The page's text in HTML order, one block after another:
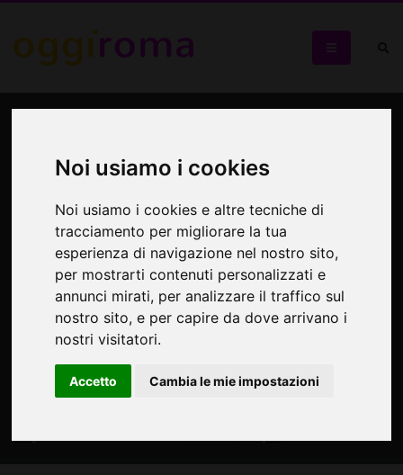
Noi usiamo i cookies
Noi usiamo i cookies e altre tecniche di
tracciamento per migliorare la tua
esperienza di navigazione nel nostro sito,
per mostrarti contenuti personalizzati e
annunci mirati, per analizzare il traffico sul
nostro sito, e per capire da dove arrivano i
nostri visitatori.
Accetto Cambia le mie impostazioni
Terezin
Disegni e poesie dei bambini del campo di sterminio